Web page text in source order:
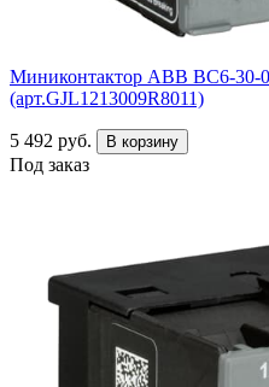
Миниконтактор ABB ВC6-30-
(арт.GJL1213009R8011)
5 492 руб. В корзину
Под заказ